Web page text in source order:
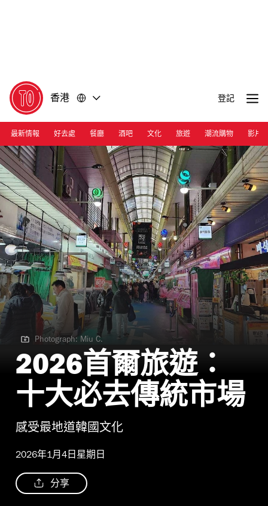
香港 登記
最新情報 好去處 餐廳 酒吧 文化 旅遊 潮流購物 影片
Photograph: Miu C.
Photograph: Miu C.
2026首爾旅遊：
十大必去傳統市場
感受最地道韓國文化
2026年1月4日星期日
分享